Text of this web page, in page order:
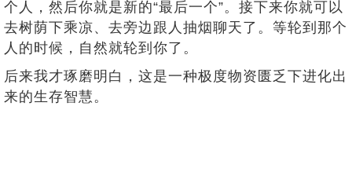
个人，然后你就是新的“最后一个”。接下来你就可以
去树荫下乘凉、去旁边跟人抽烟聊天了。等轮到那个
人的时候，自然就轮到你了。
后来我才琢磨明白，这是一种极度物资匮乏下进化出
来的生存智慧。